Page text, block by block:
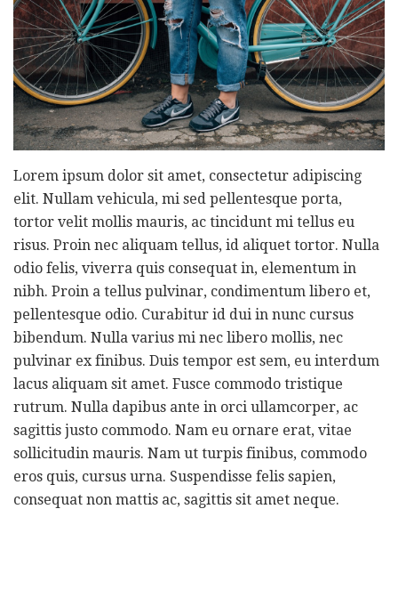
Lorem ipsum dolor sit amet, consectetur adipiscing
elit. Nullam vehicula, mi sed pellentesque porta,
tortor velit mollis mauris, ac tincidunt mi tellus eu
risus. Proin nec aliquam tellus, id aliquet tortor. Nulla
odio felis, viverra quis consequat in, elementum in
nibh. Proin a tellus pulvinar, condimentum libero et,
pellentesque odio. Curabitur id dui in nunc cursus
bibendum. Nulla varius mi nec libero mollis, nec
pulvinar ex finibus. Duis tempor est sem, eu interdum
lacus aliquam sit amet. Fusce commodo tristique
rutrum. Nulla dapibus ante in orci ullamcorper, ac
sagittis justo commodo. Nam eu ornare erat, vitae
sollicitudin mauris. Nam ut turpis finibus, commodo
eros quis, cursus urna. Suspendisse felis sapien,
consequat non mattis ac, sagittis sit amet neque.